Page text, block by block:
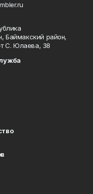
Баймакский район,
С. Юлаева, 38